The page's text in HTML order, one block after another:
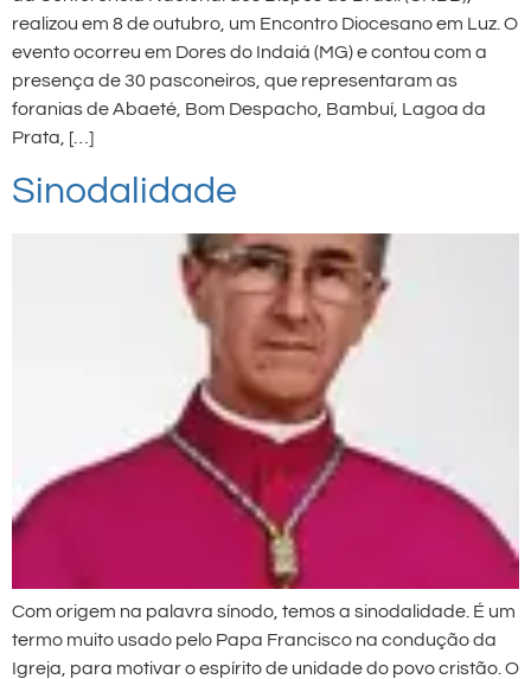
realizou em 8 de outubro, um Encontro Diocesano em Luz. O
evento ocorreu em Dores do Indaiá (MG) e contou com a
presença de 30 pasconeiros, que representaram as
foranias de Abaeté, Bom Despacho, Bambuí, Lagoa da
Prata, […]
Sinodalidade
Com origem na palavra sínodo, temos a sinodalidade. É um
termo muito usado pelo Papa Francisco na condução da
Igreja, para motivar o espírito de unidade do povo cristão. O